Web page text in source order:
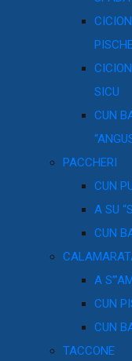
SICU
CUN
PACCHERI
CUN
A SU
CUN
A
CUN
CUN
TACCONE